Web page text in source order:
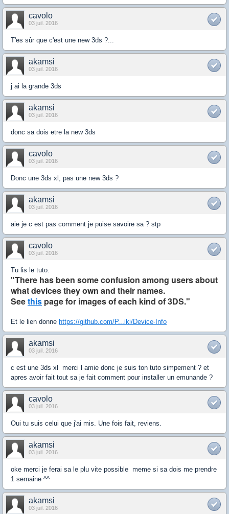
cavolo
03 juil. 2016
T'es sûr que c'est une new 3ds ?...
akamsi
03 juil. 2016
j ai la grande 3ds
akamsi
03 juil. 2016
donc sa dois etre la new 3ds
cavolo
03 juil. 2016
Donc une 3ds xl, pas une new 3ds ?
akamsi
03 juil. 2016
aie je c est pas comment je puise savoire sa ? stp
cavolo
03 juil. 2016
Tu lis le tuto.
"There has been some confusion among users about
what devices they own and their names.
Seethis page for images of each kind of 3DS."
Et le lien donne https://github.com/P...iki/Device-Info
akamsi
03 juil. 2016
c est une 3ds xl merci l amie donc je suis ton tuto simpement ? et
apres avoir fait tout sa je fait comment pour installer un emunande ?
cavolo
03 juil. 2016
Oui tu suis celui que j'ai mis. Une fois fait, reviens.
akamsi
03 juil. 2016
oke merci je ferai sa le plu vite possible meme si sa dois me prendre
1 semaine ^^
akamsi
03 juil. 2016